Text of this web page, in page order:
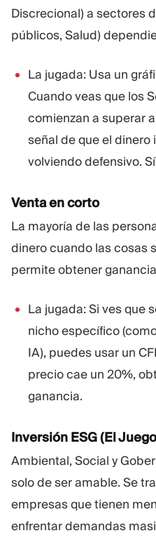
Discrecional) a sectores
públicos, Salud)
La jugada: Usa un
Cuando veas que los
comienzan a superar
señal de que el dinero
volviendo defensivo.
Venta en corto
La mayoría de las
dinero cuando las cosas
permite obtener
La jugada: Si ves que
nicho específico
IA), puedes usar un
precio cae un 20%,
ganancia.
Inversión ESG (El
Ambiental, Social y
solo de ser amable. Se
empresas que tienen
enfrentar demandas